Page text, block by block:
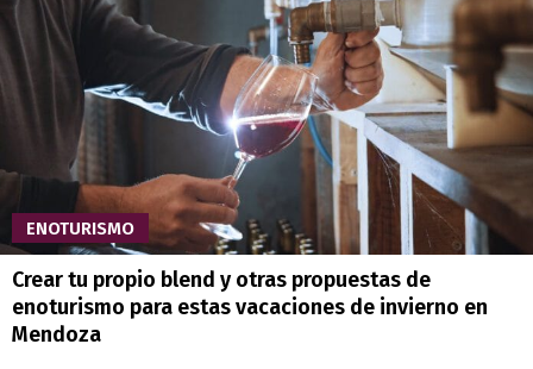
ENOTURISMO
Crear tu propio blend y otras propuestas de
enoturismo para estas vacaciones de invierno en
Mendoza